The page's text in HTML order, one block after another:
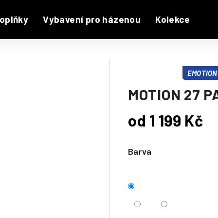
Vybavení pro házenou Kolekce
MOTION 27
Barva
od 1 199 Kč